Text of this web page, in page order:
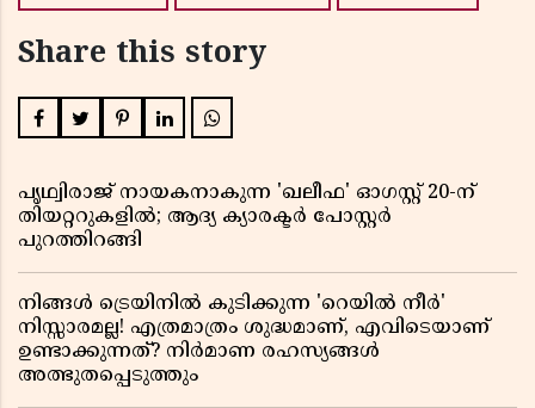
Share this story
പൃഥ്വിരാജ് നായകനാകുന്ന 'ഖലീഫ' ഓഗസ്റ്റ് 20-ന്
തിയറ്ററുകളിൽ; ആദ്യ ക്യാരക്ടർ പോസ്റ്റർ
പുറത്തിറങ്ങി
നിങ്ങൾ ട്രെയിനിൽ കുടിക്കുന്ന 'റെയിൽ നീർ'
നിസ്സാരമല്ല! എത്രമാത്രം ശുദ്ധമാണ്, എവിടെയാണ്
ഉണ്ടാക്കുന്നത്? നിർമാണ രഹസ്യങ്ങൾ
അത്ഭുതപ്പെടുത്തും